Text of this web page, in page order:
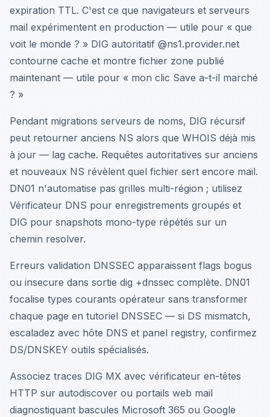
expiration TTL. C'est ce que navigateurs et serveurs
mail expérimentent en production — utile pour « que
voit le monde ? » DIG autoritatif @ns1.provider.net
contourne cache et montre fichier zone publié
maintenant — utile pour « mon clic Save a-t-il marché
? »
Pendant migrations serveurs de noms, DIG récursif
peut retourner anciens NS alors que WHOIS déjà mis
à jour — lag cache. Requêtes autoritatives sur anciens
et nouveaux NS révèlent quel fichier sert encore mail.
DN01 n'automatise pas grilles multi-région ; utilisez
Vérificateur DNS pour enregistrements groupés et
DIG pour snapshots mono-type répétés sur un
chemin resolver.
Erreurs validation DNSSEC apparaissent flags bogus
ou insecure dans sortie dig +dnssec complète. DN01
focalise types courants opérateur sans transformer
chaque page en tutoriel DNSSEC — si DS mismatch,
escaladez avec hôte DNS et panel registry, confirmez
DS/DNSKEY outils spécialisés.
Associez traces DIG MX avec vérificateur en-têtes
HTTP sur autodiscover ou portails web mail
diagnostiquant bascules Microsoft 365 ou Google